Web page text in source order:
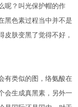
呢？叫光保护帽的作
黑色素过程当中并不是
皮肤变黑了觉得不好，
有类似的图，络氨酸在
会生成真黑素，另外一